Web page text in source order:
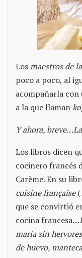
Losmaestros de
poco a poco, al
acompañarla con
a la que llaman
Y ahora,
Los libros dicen
cocinero francés
Carème. En su
cuisine française
que se convirtió
cocina francesa…
maría sin
de huevo,